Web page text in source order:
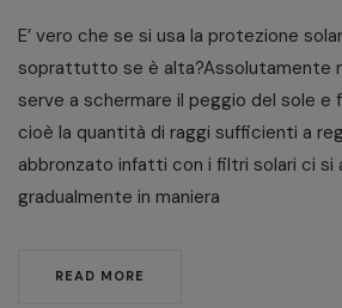
E’ vero che se si usa la protezione
soprattutto se è alta?Assolutamente
serve a schermare il peggio del sole e
cioè la quantità di raggi sufficienti a
abbronzato infatti con i filtri solari ci si
gradualmente in maniera
READ MORE